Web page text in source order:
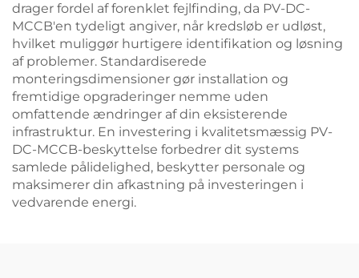
drager fordel af forenklet fejlfinding, da PV-DC-
MCCB'en tydeligt angiver, når kredsløb er udløst,
hvilket muliggør hurtigere identifikation og løsning
af problemer. Standardiserede
monteringsdimensioner gør installation og
fremtidige opgraderinger nemme uden
omfattende ændringer af din eksisterende
infrastruktur. En investering i kvalitetsmæssig PV-
DC-MCCB-beskyttelse forbedrer dit systems
samlede pålidelighed, beskytter personale og
maksimerer din afkastning på investeringen i
vedvarende energi.